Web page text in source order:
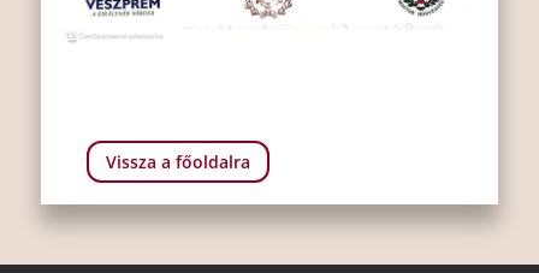
Vissza a főoldalra